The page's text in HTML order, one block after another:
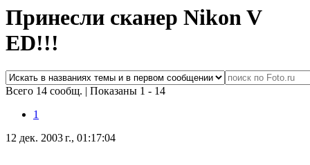
Принесли сканер Nikon V
ED!!!
Всего 14 сообщ. | Показаны 1 - 14
1
12 дек. 2003 г., 01:17:04